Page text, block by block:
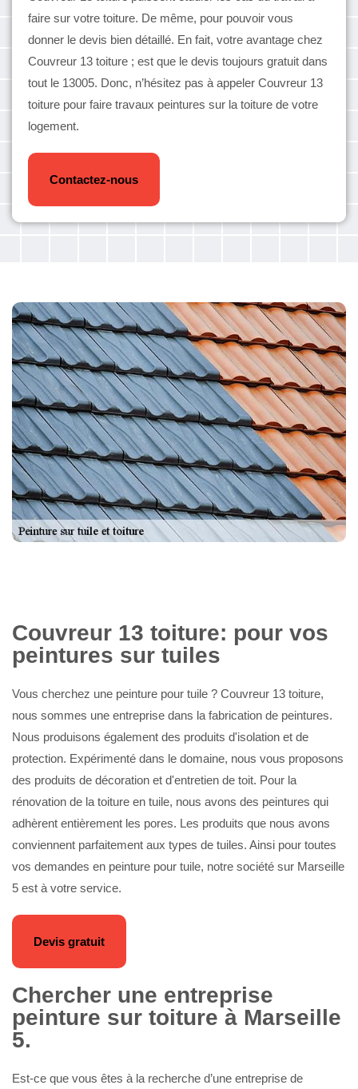
faire sur votre toiture. De même, pour pouvoir vous
donner le devis bien détaillé. En fait, votre avantage chez
Couvreur 13 toiture ; est que le devis toujours gratuit dans
tout le 13005. Donc, n’hésitez pas à appeler Couvreur 13
toiture pour faire travaux peintures sur la toiture de votre
logement.
Contactez-nous
Couvreur 13 toiture: pour vos
peintures sur tuiles
Vous cherchez une peinture pour tuile ? Couvreur 13 toiture,
nous sommes une entreprise dans la fabrication de peintures.
Nous produisons également des produits d'isolation et de
protection. Expérimenté dans le domaine, nous vous proposons
des produits de décoration et d'entretien de toit. Pour la
rénovation de la toiture en tuile, nous avons des peintures qui
adhèrent entièrement les pores. Les produits que nous avons
conviennent parfaitement aux types de tuiles. Ainsi pour toutes
vos demandes en peinture pour tuile, notre société sur Marseille
5 est à votre service.
Devis gratuit
Chercher une entreprise
peinture sur toiture à Marseille
5.
Est-ce que vous êtes à la recherche d’une entreprise de